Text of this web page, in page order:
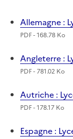
Allemagne :
PDF - 168.78 Ko
Angleterre :
PDF - 781.02 Ko
Autriche :
PDF - 178.17 Ko
Espagne :